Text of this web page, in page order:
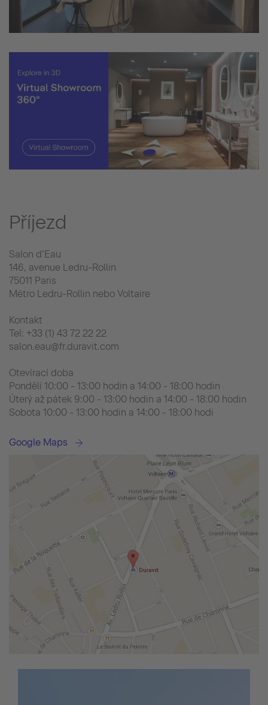
Příjezd
Salon d’Eau
146, avenue Ledru-Rollin
75011 Paris
Métro Ledru-Rollin nebo Voltaire
Kontakt
Tel: +33 (1) 43 72 22 22
salon.eau@fr.duravit.com
Otevírací doba
Pondělí 10:00 - 13:00 hodin a 14:00 - 18:00 hodin
Úterý až pátek 9:00 - 13:00 hodin a 14:00 - 18:00 hodin
Sobota 10:00 - 13:00 hodin a 14:00 - 18:00 hodi
Google Maps